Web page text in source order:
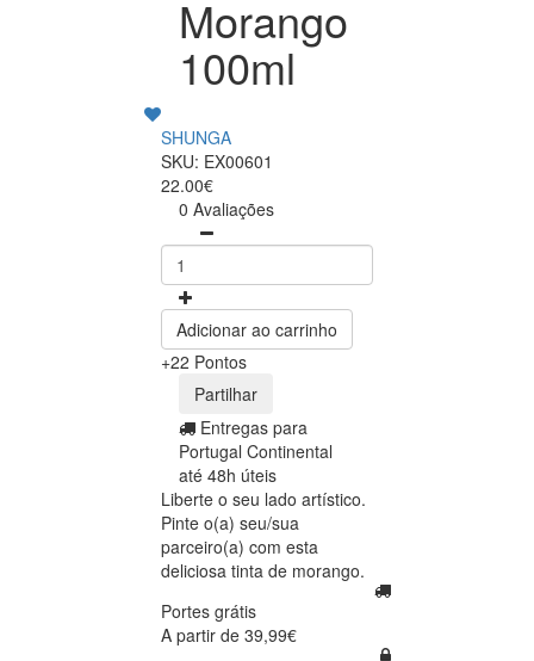
Morango
100ml
SHUNGA
SKU: EX00601
22.00€
0 Avaliações
Adicionar ao carrinho
+22 Pontos
Partilhar
Entregas para
Portugal Continental
até 48h úteis
Liberte o seu lado artístico.
Pinte o(a) seu/sua
parceiro(a) com esta
deliciosa tinta de morango.
Portes grátis
A partir de 39,99€